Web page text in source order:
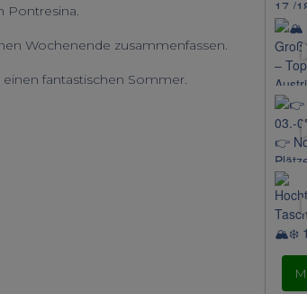
Pontresina.
Wochenende zusammenfassen.
fantastischen Sommer.